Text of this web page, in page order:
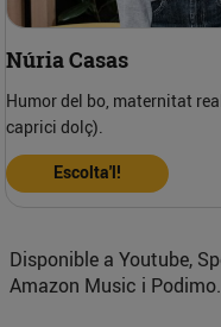
Núria Casas
Humor del bo, maternitat
caprici dolç).
Escolta'l!
Disponible a Youtube,
Amazon Music i Podimo.